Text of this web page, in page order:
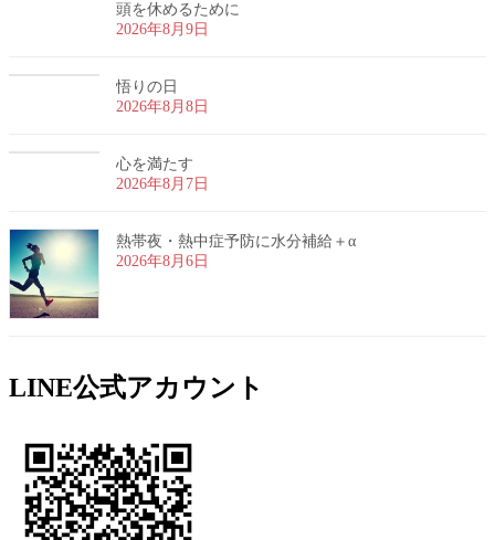
頭を休めるために
2026年8月9日
悟りの日
2026年8月8日
心を満たす
2026年8月7日
熱帯夜・熱中症予防に水分補給＋α
2026年8月6日
LINE公式アカウント